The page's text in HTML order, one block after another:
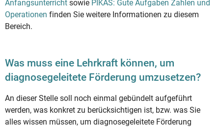
Anfangsunterricht sowie PIKAS: Gute Aufgaben Zahlen und
Operationen finden Sie weitere Informationen zu diesem
Bereich.
Was muss eine Lehrkraft können, um
diagnosegeleitete Förderung umzusetzen?
An dieser Stelle soll noch einmal gebündelt aufgeführt
werden, was konkret zu berücksichtigen ist, bzw. was Sie
alles wissen müssen, um diagnosegeleitete Förderung